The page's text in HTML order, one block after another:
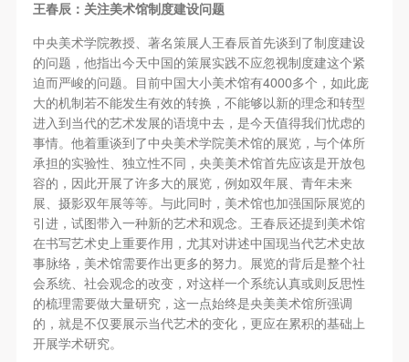
王春辰：关注美术馆制度建设问题
中央美术学院教授、著名策展人王春辰首先谈到了制度建设
的问题，他指出今天中国的策展实践不应忽视制度建这个紧
迫而严峻的问题。目前中国大小美术馆有4000多个，如此庞
大的机制若不能发生有效的转换，不能够以新的理念和转型
进入到当代的艺术发展的语境中去，是今天值得我们忧虑的
事情。他着重谈到了中央美术学院美术馆的展览，与个体所
承担的实验性、独立性不同，央美美术馆首先应该是开放包
容的，因此开展了许多大的展览，例如双年展、青年未来
展、摄影双年展等等。与此同时，美术馆也加强国际展览的
引进，试图带入一种新的艺术和观念。王春辰还提到美术馆
在书写艺术史上重要作用，尤其对讲述中国现当代艺术史故
事脉络，美术馆需要作出更多的努力。展览的背后是整个社
会系统、社会观念的改变，对这样一个系统认真或则反思性
的梳理需要做大量研究，这一点始终是央美美术馆所强调
的，就是不仅要展示当代艺术的变化，更应在累积的基础上
开展学术研究。